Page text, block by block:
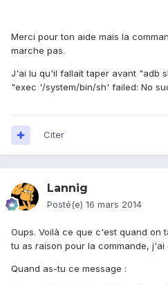
Merci pour ton aide mais la
marche pas.
J'ai lu qu'il fallait taper avant "adb
"exec '/system/bin/sh' failed: No
Citer
Lannig
Posté(e) 16 mars 2014
Oups. Voilà ce que c'est quand on
tu as raison pour la commande,
Quand as-tu ce message :